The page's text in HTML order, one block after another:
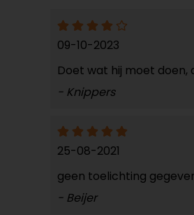
09-10-2023
Doet wat hij moet
- Knippers
25-08-2021
geen toelichting
- Beijer